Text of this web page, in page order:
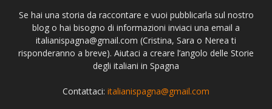
Se hai una storia da raccontare e vuoi pubblicarla sul nostro
blog o hai bisogno di informazioni inviaci una email a
italianispagna@gmail.com (Cristina, Sara o Nerea ti
risponderanno a breve). Aiutaci a creare l’angolo delle Storie
degli italiani in Spagna
Contattaci: italianispagna@gmail.com